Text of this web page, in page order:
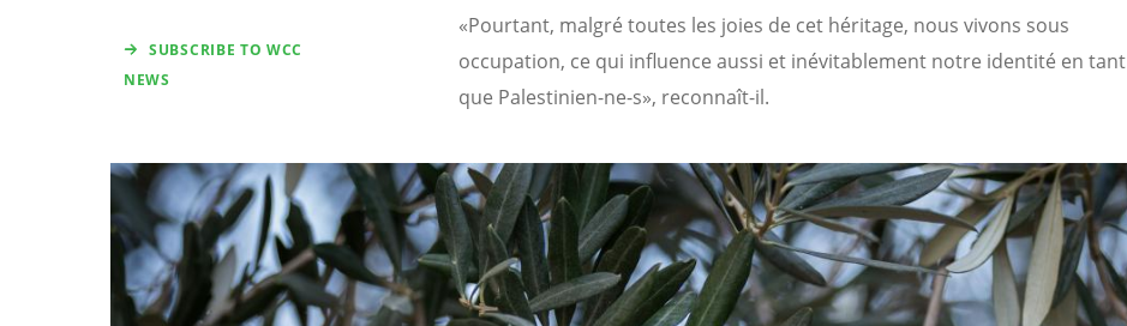
SUBSCRIBE TO WCC
NEWS
«Pourtant, malgré toutes les joies de cet héritage, nous vivons sous
occupation, ce qui influence aussi et inévitablement notre identité en tant
que Palestinien-ne-s», reconnaît-il.
Image